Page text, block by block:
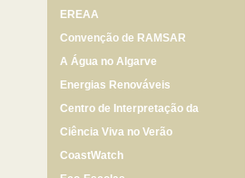
EREAA
Convenção de RAMSAR
A Água no Algarve
Energias Renováveis
Centro de Interpretação da
Natureza do Pico Alto
Ciência Viva no Verão
CoastWatch